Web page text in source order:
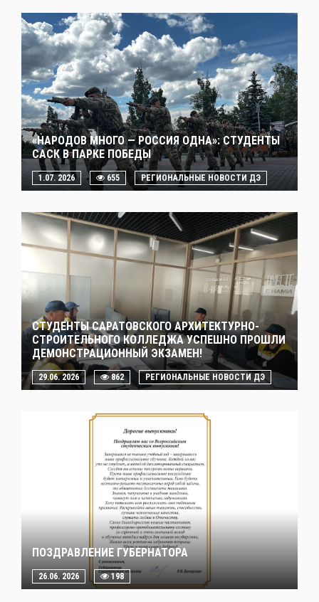
«НАРОДОВ МНОГО — РОССИЯ ОДНА»: СТУДЕНТЫ
САСК В ПАРКЕ ПОБЕДЫ
1.07. 2026 655 РЕГИОНАЛЬНЫЕ НОВОСТИ ДЭ
СТУДЕНТЫ САРАТОВСКОГО АРХИТЕКТУРНО-
СТРОИТЕЛЬНОГО КОЛЛЕДЖА УСПЕШНО ПРОШЛИ
ДЕМОНСТРАЦИОННЫЙ ЭКЗАМЕН!
29.06. 2026 862 РЕГИОНАЛЬНЫЕ НОВОСТИ ДЭ
ПОЗДРАВЛЕНИЕ ГУБЕРНАТОРА
26.06. 2026 198